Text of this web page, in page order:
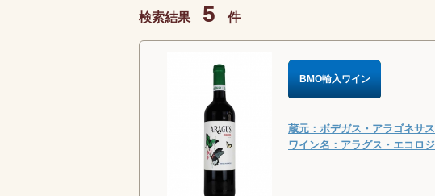
検索結果 5 件
BMO輸入ワイン
蔵元：ボデガス・アラゴネサ
ワイン名：アラグス・エコロ